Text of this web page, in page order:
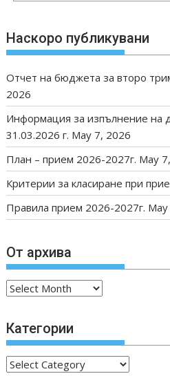
Наскоро публикувани
Отчет на бюджета за второ
2026
Информация за изпълнение на
31.03.2026 г. May 7, 2026
План – прием 2026-2027г. May
Критерии за класиране при
Правила прием 2026-2027г.
От архива
От
Категории
Категории